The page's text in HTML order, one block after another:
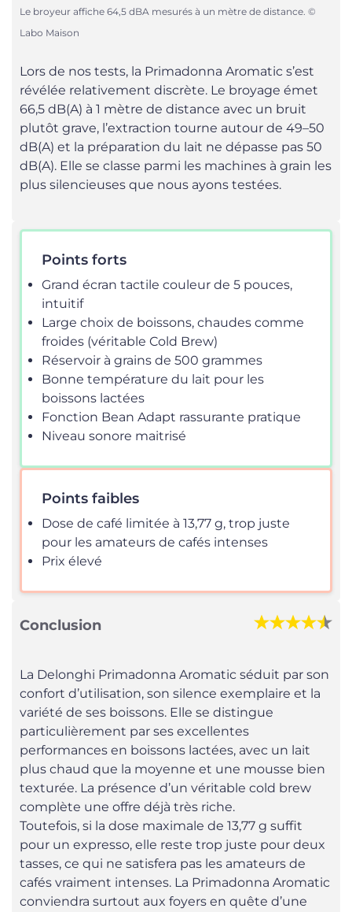
Le broyeur affiche 64,5 dBA mesurés à un mètre de distance. ©
Labo Maison
Lors de nos tests, la Primadonna Aromatic s’est
révélée relativement discrète. Le broyage émet
66,5 dB(A) à 1 mètre de distance avec un bruit
plutôt grave, l’extraction tourne autour de 49–50
dB(A) et la préparation du lait ne dépasse pas 50
dB(A). Elle se classe parmi les machines à grain les
plus silencieuses que nous ayons testées.
Points forts
Grand écran tactile couleur de 5 pouces,
intuitif
Large choix de boissons, chaudes comme
froides (véritable Cold Brew)
Réservoir à grains de 500 grammes
Bonne température du lait pour les
boissons lactées
Fonction Bean Adapt rassurante pratique
Niveau sonore maitrisé
Points faibles
Dose de café limitée à 13,77 g, trop juste
pour les amateurs de cafés intenses
Prix élevé
Conclusion
La Delonghi Primadonna Aromatic séduit par son
confort d’utilisation, son silence exemplaire et la
variété de ses boissons. Elle se distingue
particulièrement par ses excellentes
performances en boissons lactées, avec un lait
plus chaud que la moyenne et une mousse bien
texturée. La présence d’un véritable cold brew
complète une offre déjà très riche.
Toutefois, si la dose maximale de 13,77 g suffit
pour un expresso, elle reste trop juste pour deux
tasses, ce qui ne satisfera pas les amateurs de
cafés vraiment intenses. La Primadonna Aromatic
conviendra surtout aux foyers en quête d’une